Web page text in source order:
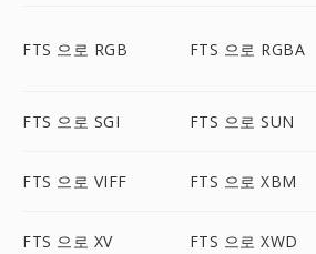
FTS 으로 RGB FTS 으로 RGBA
FTS 으로 SGI FTS 으로 SUN
FTS 으로 VIFF FTS 으로 XBM
FTS 으로 XV FTS 으로 XWD